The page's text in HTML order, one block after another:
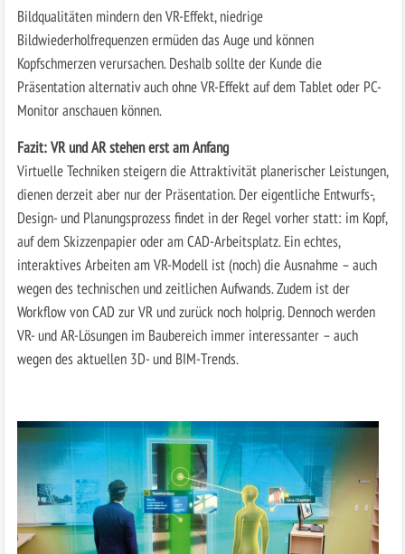
Bildqualitäten mindern den VR-Effekt, niedrige
Bildwiederholfrequenzen ermüden das Auge und können
Kopfschmerzen verursachen. Deshalb sollte der Kunde die
Präsentation alternativ auch ohne VR-Effekt auf dem Tablet oder PC-
Monitor anschauen können.
Fazit: VR und AR stehen erst am Anfang
Virtuelle Techniken steigern die Attraktivität planerischer Leistungen,
dienen derzeit aber nur der Präsentation. Der eigentliche Entwurfs-,
Design- und Planungsprozess findet in der Regel vorher statt: im Kopf,
auf dem Skizzenpapier oder am CAD-Arbeitsplatz. Ein echtes,
interaktives Arbeiten am VR-Modell ist (noch) die Ausnahme – auch
wegen des technischen und zeitlichen Aufwands. Zudem ist der
Workflow von CAD zur VR und zurück noch holprig. Dennoch werden
VR- und AR-Lösungen im Baubereich immer interessanter – auch
wegen des aktuellen 3D- und BIM-Trends.